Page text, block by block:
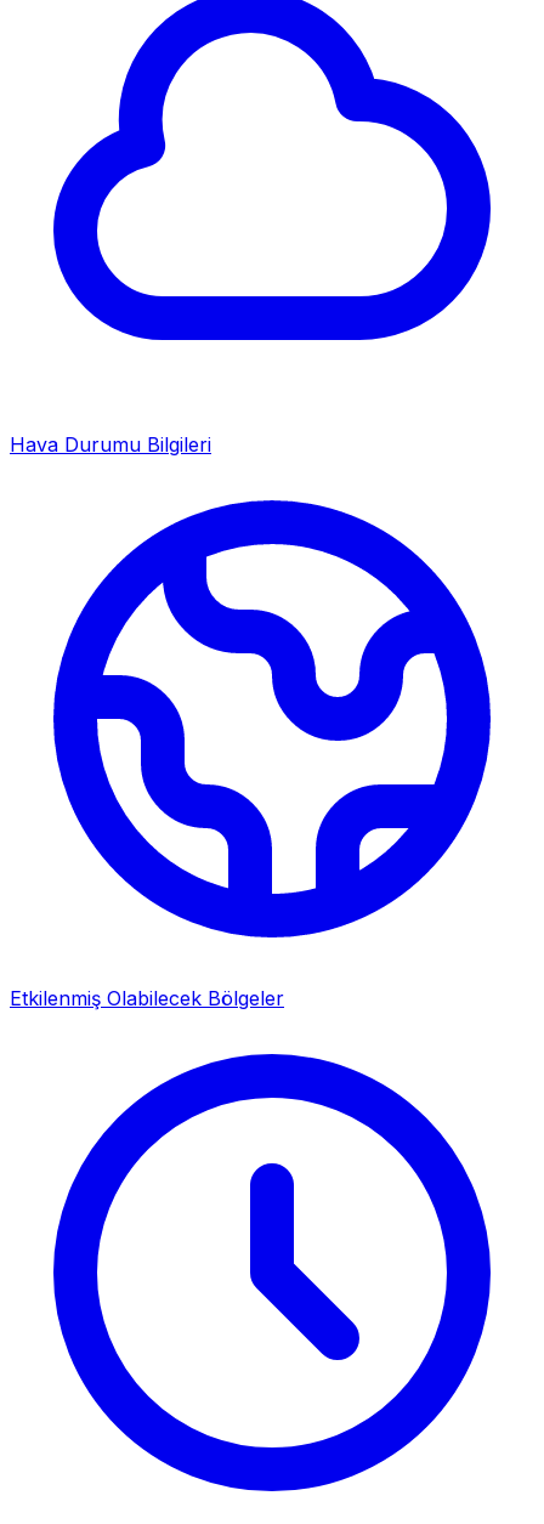
Hava Durumu Bilgileri
Etkilenmiş Olabilecek Bölgeler